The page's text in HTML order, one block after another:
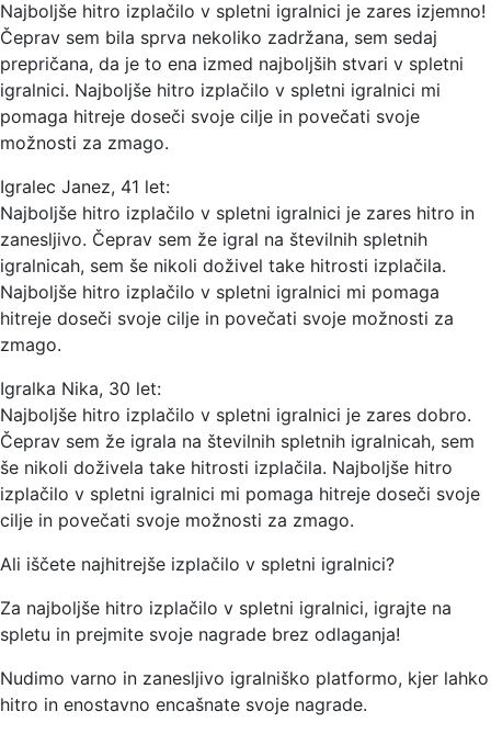
Najboljše hitro izplačilo v spletni igralnici je zares izjemno!
Čeprav sem bila sprva nekoliko zadržana, sem sedaj
prepričana, da je to ena izmed najboljših stvari v spletni
igralnici. Najboljše hitro izplačilo v spletni igralnici mi
pomaga hitreje doseči svoje cilje in povečati svoje
možnosti za zmago.
Igralec Janez, 41 let:
Najboljše hitro izplačilo v spletni igralnici je zares hitro in
zanesljivo. Čeprav sem že igral na številnih spletnih
igralnicah, sem še nikoli doživel take hitrosti izplačila.
Najboljše hitro izplačilo v spletni igralnici mi pomaga
hitreje doseči svoje cilje in povečati svoje možnosti za
zmago.
Igralka Nika, 30 let:
Najboljše hitro izplačilo v spletni igralnici je zares dobro.
Čeprav sem že igrala na številnih spletnih igralnicah, sem
še nikoli doživela take hitrosti izplačila. Najboljše hitro
izplačilo v spletni igralnici mi pomaga hitreje doseči svoje
cilje in povečati svoje možnosti za zmago.
Ali iščete najhitrejše izplačilo v spletni igralnici?
Za najboljše hitro izplačilo v spletni igralnici, igrajte na
spletu in prejmite svoje nagrade brez odlaganja!
Nudimo varno in zanesljivo igralniško platformo, kjer lahko
hitro in enostavno encašnate svoje nagrade.